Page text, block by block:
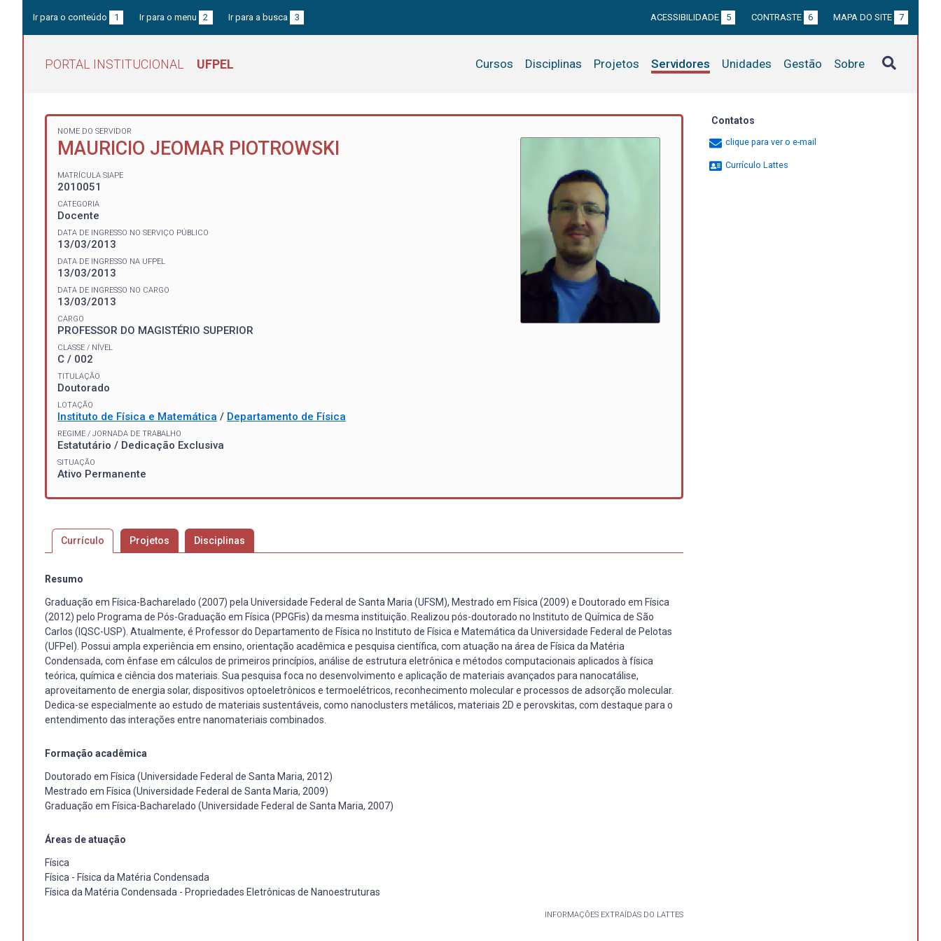
Ir para o conteúdo 1 Ir para o menu 2 Ir para a busca 3 ACESSIBILIDADE 5 CONTRASTE 6 MAPA DO SITE 7
PORTAL INSTITUCIONAL UFPEL Cursos Disciplinas Projetos Servidores Unidades Gestão Sobre
NOME DO SERVIDOR
MAURICIO JEOMAR PIOTROWSKI
MATRÍCULA SIAPE
2010051
CATEGORIA
Docente
DATA DE INGRESSO NO SERVIÇO PÚBLICO
13/03/2013
DATA DE INGRESSO NA UFPEL
13/03/2013
DATA DE INGRESSO NO CARGO
13/03/2013
CARGO
PROFESSOR DO MAGISTÉRIO SUPERIOR
CLASSE / NÍVEL
C / 002
TITULAÇÃO
Doutorado
LOTAÇÃO
Instituto de Física e Matemática / Departamento de Física
REGIME / JORNADA DE TRABALHO
Estatutário / Dedicação Exclusiva
SITUAÇÃO
Ativo Permanente
Currículo Projetos Disciplinas
Resumo
Graduação em Física-Bacharelado (2007) pela Universidade Federal de Santa Maria (UFSM), Mestrado em Física (2009) e Doutorado em Física
(2012) pelo Programa de Pós-Graduação em Física (PPGFis) da mesma instituição. Realizou pós-doutorado no Instituto de Química de São
Carlos (IQSC-USP). Atualmente, é Professor do Departamento de Física no Instituto de Física e Matemática da Universidade Federal de Pelotas
(UFPel). Possui ampla experiência em ensino, orientação acadêmica e pesquisa científica, com atuação na área de Física da Matéria
Condensada, com ênfase em cálculos de primeiros princípios, análise de estrutura eletrônica e métodos computacionais aplicados à física
teórica, química e ciência dos materiais. Sua pesquisa foca no desenvolvimento e aplicação de materiais avançados para nanocatálise,
aproveitamento de energia solar, dispositivos optoeletrônicos e termoelétricos, reconhecimento molecular e processos de adsorção molecular.
Dedica-se especialmente ao estudo de materiais sustentáveis, como nanoclusters metálicos, materiais 2D e perovskitas, com destaque para o
entendimento das interações entre nanomateriais combinados.
Formação acadêmica
Doutorado em Física (Universidade Federal de Santa Maria, 2012)
Mestrado em Física (Universidade Federal de Santa Maria, 2009)
Graduação em Física-Bacharelado (Universidade Federal de Santa Maria, 2007)
Áreas de atuação
Física
Física - Física da Matéria Condensada
Física da Matéria Condensada - Propriedades Eletrônicas de Nanoestruturas
INFORMAÇÕES EXTRAÍDAS DO LATTES
Contatos
clique para ver o e-mail
Currículo Lattes